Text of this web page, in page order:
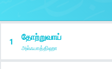
1 தோற்றுவாய்
அல்ஃபாத்திஹா